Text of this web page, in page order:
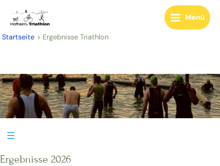
Inhalt
springen
Main
Menü
Startseite Ergebnisse Triathlon
Ergebnisse 2026